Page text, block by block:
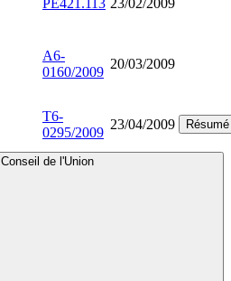
A6-
0160/2009
20/03/2009
T6-
0295/2009
23/04/2009 Résumé
Conseil de l'Union